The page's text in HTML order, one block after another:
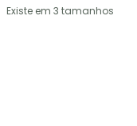
Existe em 3 tamanhos